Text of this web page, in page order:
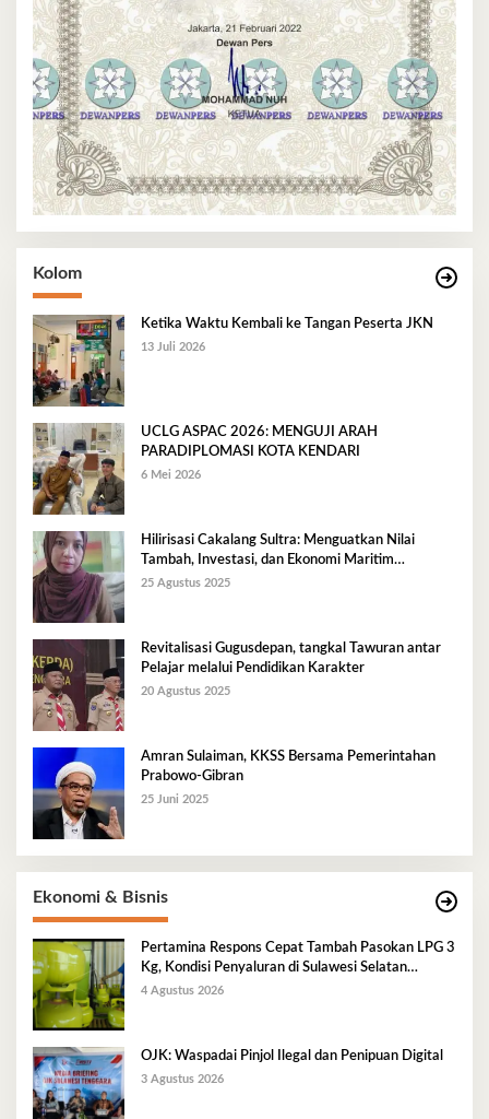
Kolom
Ketika Waktu Kembali ke Tangan Peserta JKN
13 Juli 2026
UCLG ASPAC 2026: MENGUJI ARAH
PARADIPLOMASI KOTA KENDARI
6 Mei 2026
Hilirisasi Cakalang Sultra: Menguatkan Nilai
Tambah, Investasi, dan Ekonomi Maritim
Berkelanjutan
25 Agustus 2025
Revitalisasi Gugusdepan, tangkal Tawuran antar
Pelajar melalui Pendidikan Karakter
20 Agustus 2025
Amran Sulaiman, KKSS Bersama Pemerintahan
Prabowo-Gibran
25 Juni 2025
Ekonomi & Bisnis
Pertamina Respons Cepat Tambah Pasokan LPG 3
Kg, Kondisi Penyaluran di Sulawesi Selatan
Berlangsung Kondusif
4 Agustus 2026
OJK: Waspadai Pinjol Ilegal dan Penipuan Digital
3 Agustus 2026